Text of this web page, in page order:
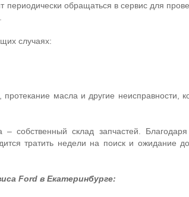
периодически обращаться в сервис для
случаях:
масла и другие неисправности,
– собственный склад запчастей.
тратить недели на поиск и ожидание
Ford в Екатеринбурге: